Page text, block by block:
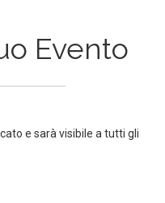
Evento
e sarà visibile a tutti gli